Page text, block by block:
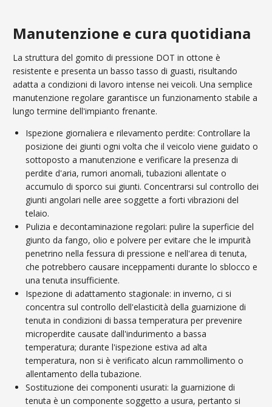
Manutenzione e cura quotidiana
La struttura del gomito di pressione DOT in ottone è
resistente e presenta un basso tasso di guasti, risultando
adatta a condizioni di lavoro intense nei veicoli. Una semplice
manutenzione regolare garantisce un funzionamento stabile a
lungo termine dell'impianto frenante.
Ispezione giornaliera e rilevamento perdite: Controllare la
posizione dei giunti ogni volta che il veicolo viene guidato o
sottoposto a manutenzione e verificare la presenza di
perdite d'aria, rumori anomali, tubazioni allentate o
accumulo di sporco sui giunti. Concentrarsi sul controllo dei
giunti angolari nelle aree soggette a forti vibrazioni del
telaio.
Pulizia e decontaminazione regolari: pulire la superficie del
giunto da fango, olio e polvere per evitare che le impurità
penetrino nella fessura di pressione e nell'area di tenuta,
che potrebbero causare inceppamenti durante lo sblocco e
una tenuta insufficiente.
Ispezione di adattamento stagionale: in inverno, ci si
concentra sul controllo dell'elasticità della guarnizione di
tenuta in condizioni di bassa temperatura per prevenire
microperdite causate dall'indurimento a bassa
temperatura; durante l'ispezione estiva ad alta
temperatura, non si è verificato alcun rammollimento o
allentamento della tubazione.
Sostituzione dei componenti usurati: la guarnizione di
tenuta è un componente soggetto a usura, pertanto si